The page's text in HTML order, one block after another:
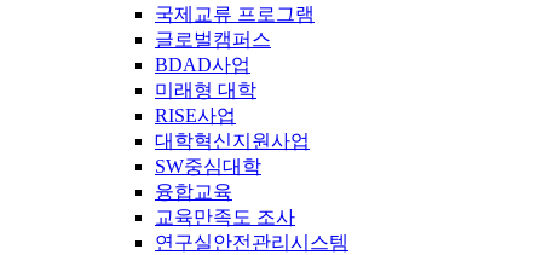
국제교류 프로그램
글로벌캠퍼스
BDAD사업
미래형 대학
RISE사업
대학혁신지원사업
SW중심대학
융합교육
교육만족도 조사
연구실안전관리시스템